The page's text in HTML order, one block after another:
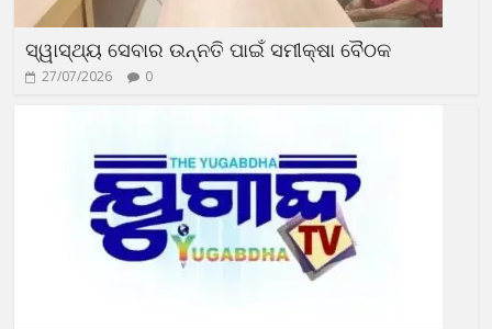
ସ୍ୱାସ୍ଥ୍ୟ ସେବାର ଉନ୍ନତି ପାଇଁ ସମୀକ୍ଷା ବୈଠକ
27/07/2026 0